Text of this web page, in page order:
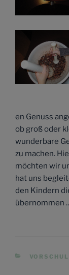
en Genuss
ob groß oder
wunderbare
zu machen.
möchten wir
hat uns
den Kindern
übernommen